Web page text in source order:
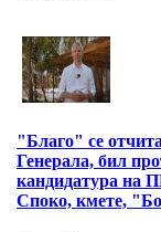
"Благо" се
Генерала, бил
кандидатура
Споко, кмете,